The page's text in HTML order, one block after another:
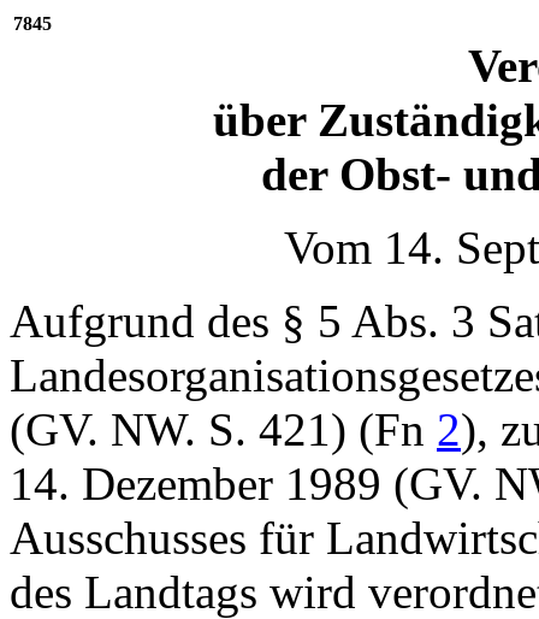
7845
über
der Obst-
Vom 14.
Aufgrund des § 5 Abs. 3
(GV. NW. S. 421) (Fn 2),
14. Dezember 1989 (GV.
Ausschusses für
des Landtags wird